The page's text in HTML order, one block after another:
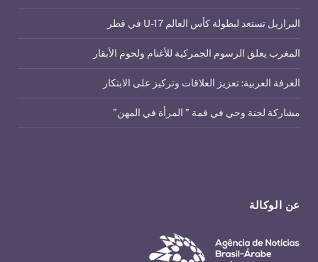
عن الوكالة
البرازيل تستعد لبطولة كأس العالم U-17 في قطر
المغرب يعلق الرسوم الجمركية للأغنام ولحوم الأبقار
الغرفة العربية: تعزيز العلاقات وتركيز على الابتكار
مشاركة لجنة وحي في قمة ” المرأة في المهن”